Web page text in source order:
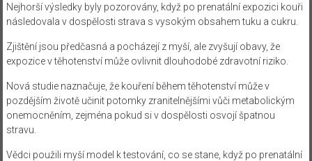
Nejhorší výsledky byly pozorovány, když po prenatální expozici kouři
následovala v dospělosti strava s vysokým obsahem tuku a cukru.
Zjištění jsou předčasná a pocházejí z myší, ale zvyšují obavy, že
expozice v těhotenství může ovlivnit dlouhodobé zdravotní riziko.
Nová studie naznačuje, že kouření během těhotenství může v
pozdějším životě učinit potomky zranitelnějšími vůči metabolickým
onemocněním, zejména pokud si v dospělosti osvojí špatnou
stravu.
Vědci použili myší model k testování, co se stane, když po prenatální